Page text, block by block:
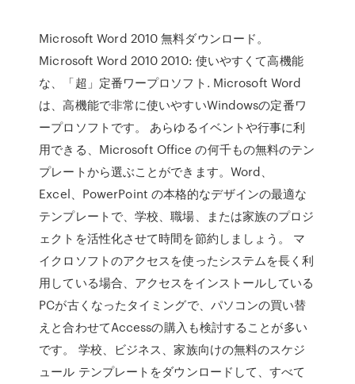
Microsoft Word 2010 無料ダウンロード。
Microsoft Word 2010 2010: 使いやすくて高機能
な、「超」定番ワープロソフト. Microsoft Word
は、高機能で非常に使いやすいWindowsの定番ワ
ープロソフトです。 あらゆるイベントや行事に利
用できる、Microsoft Office の何千もの無料のテン
プレートから選ぶことができます。Word、
Excel、PowerPoint の本格的なデザインの最適な
テンプレートで、学校、職場、または家族のプロジ
ェクトを活性化させて時間を節約しましょう。 マ
イクロソフトのアクセスを使ったシステムを長く利
用している場合、アクセスをインストールしている
PCが古くなったタイミングで、パソコンの買い替
えと合わせてAccessの購入も検討することが多い
です。 学校、ビジネス、家族向けの無料のスケジ
ュール テンプレートをダウンロードして、すべて